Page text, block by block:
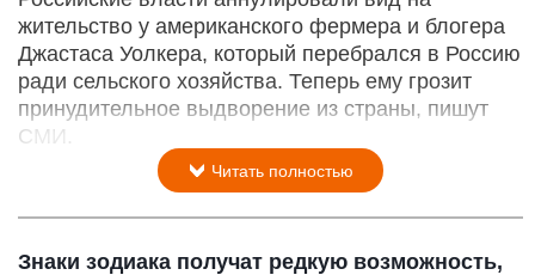
жительство у американского фермера и блогера
Джастаса Уолкера, который перебрался в Россию
ради сельского хозяйства. Теперь ему грозит
принудительное выдворение из страны, пишут
СМИ.
Читать полностью
Знаки зодиака получат редкую возможность,